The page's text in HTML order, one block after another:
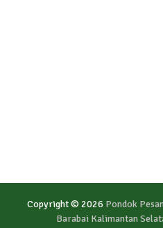
Copyright © 2026 Pondok
Barabai Kalimantan